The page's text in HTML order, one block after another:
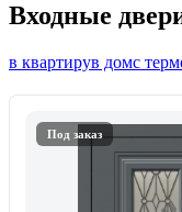
Входные
в квартирув домс
Под заказ